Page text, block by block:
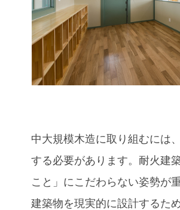
中大規模木造に取り組むには
する必要があります。耐火建
こと」にこだわらない姿勢が
建築物を現実的に設計するた